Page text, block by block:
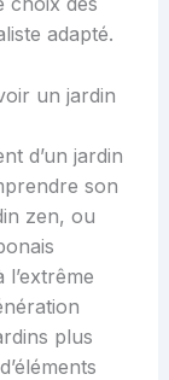
adapté.
un jardin
d’un jardin
son
zen, ou
plus